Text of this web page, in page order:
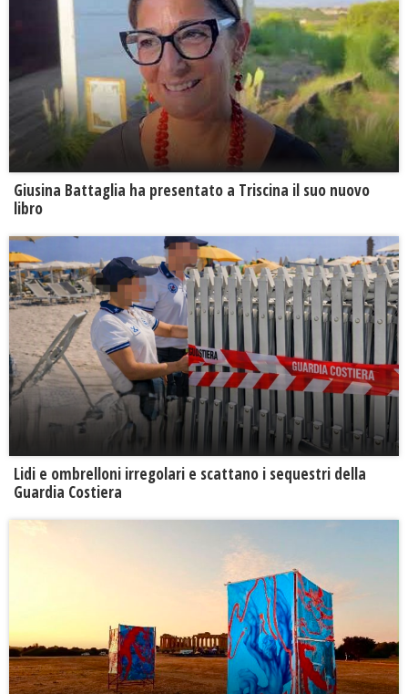
Giusina Battaglia ha presentato a Triscina il suo nuovo
libro
Lidi e ombrelloni irregolari e scattano i sequestri della
Guardia Costiera